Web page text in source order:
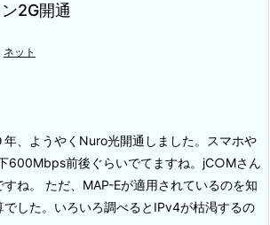
2G開通
ネット
年、ようやくNuro光開通しました。スマホや
600Mbps前後ぐらいでてますね。 jC○Mさん
ね。 ただ、MAP-Eが適用されているのを知
した。 いろいろ調べるとIPv4が枯渇するの